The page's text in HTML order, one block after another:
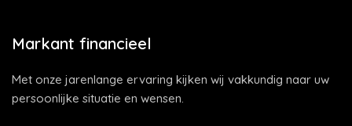
Markant financieel
Met onze jarenlange ervaring kijken wij vakkundig naar uw
persoonlijke situatie en wensen.